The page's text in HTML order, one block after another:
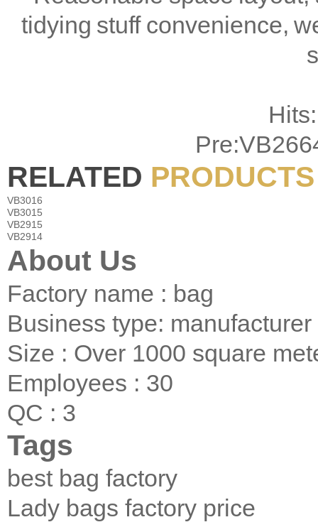
tidying stuff convenience,
Hits:
Pre:
RELATED PRODUCTS
VB3016
VB3015
VB2915
VB2914
About Us
Factory name : bag
Business type: manufacturer
Size : Over 1000 square
Employees : 30
QC : 3
Tags
best bag factory
Lady bags factory price